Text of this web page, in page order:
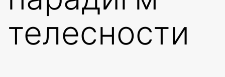
телесности